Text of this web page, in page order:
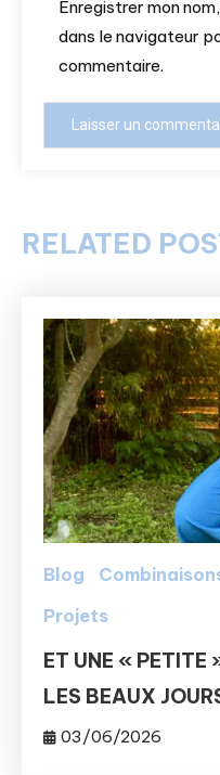
Enregistrer mon
dans le navigateur
commentaire.
RELATED
Blog
Projets
ET UNE « PETITE
LES BEAUX
03/06/2026